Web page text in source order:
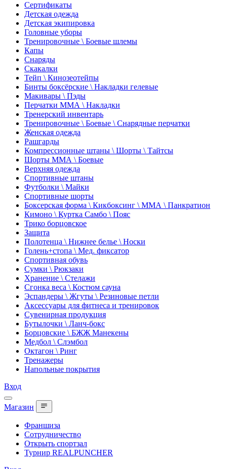
Сертификаты
Детская одежда
Детская экипировка
Головные уборы
Тренировочные \ Боевые шлемы
Капы
Снаряды
Скакалки
Тейп \ Кинозеотейпы
Бинты боксёрские \ Накладки гелевые
Макивары \ Пэды
Перчатки ММА \ Накладки
Тренерский инвентарь
Тренировочные \ Боевые \ Снарядные перчатки
Женская одежда
Рашгарды
Компрессионные штаны \ Шорты \ Тайтсы
Шорты ММА \ Боевые
Верхняя одежда
Спортивные штаны
Футболки \ Майки
Спортивные шорты
Боксерская форма \ Кикбоксинг \ ММА \ Панкратион
Кимоно \ Куртка Самбо \ Пояс
Трико борцовское
Защита
Полотенца \ Нижнее белье \ Носки
Голень+стопа \ Мед. фиксатор
Спортивная обувь
Сумки \ Рюкзаки
Хранение \ Стелажи
Сгонка веса \ Костюм сауна
Эспандеры \ Жгуты \ Резиновые петли
Аксессуары для фитнеса и тренировок
Сувенирная продукция
Бутылочки \ Ланч-бокс
Борцовские \ БЖЖ Манекены
Медбол \ Слэмбол
Октагон \ Ринг
Тренажеры
Напольные покрытия
Вход
Магазин
Франшиза
Сотрудничество
Открыть спортзал
Турнир REALPUNCHER